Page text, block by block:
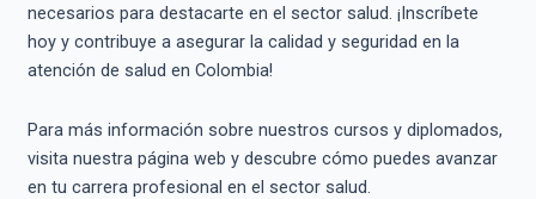
necesarios para destacarte en el sector salud. ¡Inscríbete
hoy y contribuye a asegurar la calidad y seguridad en la
atención de salud en Colombia!
Para más información sobre nuestros cursos y diplomados,
visita nuestra página web y descubre cómo puedes avanzar
en tu carrera profesional en el sector salud.